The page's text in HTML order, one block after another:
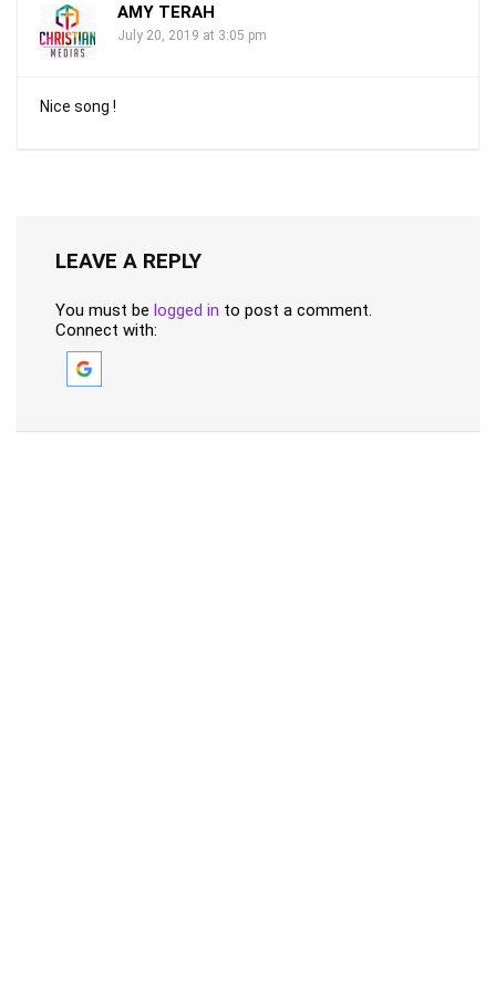
AMY TERAH
July 20, 2019 at 3:05 pm
Nice song !
LEAVE A REPLY
You must be logged in to post a comment.
Connect with: